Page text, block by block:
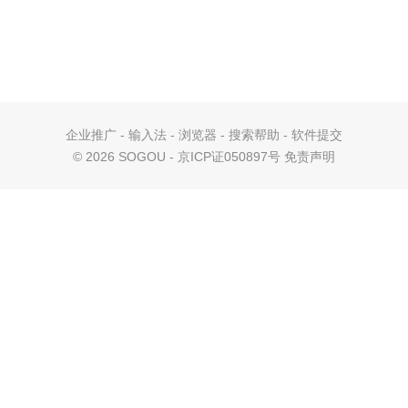
企业推广 - 输入法 - 浏览器 - 搜索帮助 - 软件提交
© 2026 SOGOU - 京ICP证050897号 免责声明